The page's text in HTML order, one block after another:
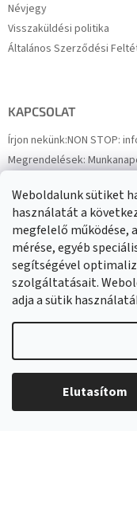
Weboldalunk sütiket
használatát a
megfelelő
mérése, egyéb
segítségével
szolgáltatásait.
adja a sütik
Elutasítom
Névjegy
Visszaküldési politika
Általános Szerződési
KAPCSOLAT
Írjon nekünk:NON STOP:
Megrendelések:
FacebookHeavenShop.sk
Eredményeink